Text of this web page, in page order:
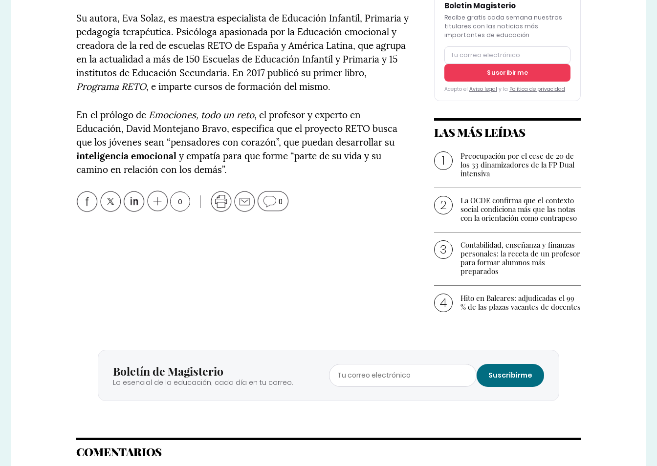
Su autora, Eva Solaz, es maestra especialista de Educación Infantil, Primaria y
pedagogía terapéutica. Psicóloga apasionada por la Educación emocional y
creadora de la red de escuelas RETO de España y América Latina, que agrupa
en la actualidad a más de 150 Escuelas de Educación Infantil y Primaria y 15
institutos de Educación Secundaria. En 2017 publicó su primer libro,
Programa RETO, e imparte cursos de formación del mismo.
En el prólogo de Emociones, todo un reto, el profesor y experto en
Educación, David Montejano Bravo, especifica que el proyecto RETO busca
que los jóvenes sean “pensadores con corazón”, que puedan desarrollar su
inteligencia emocionaly empatía para que forme “parte de su vida y su
camino en relación con los demás”.
0 0
Boletín Magisterio
Recibe gratis cada semana nuestros
titulares con las noticias más
importantes de educación
Suscribirme
Acepto el Aviso legal y la Política de privacidad
LAS MÁS LEÍDAS
Preocupación por el cese de 20 de
los 33 dinamizadores de la FP Dual
intensiva
La OCDE confirma que el contexto
social condiciona más que las notas
con la orientación como contrapeso
Contabilidad, enseñanza y finanzas
personales: la receta de un profesor
para formar alumnos más
preparados
Hito en Baleares: adjudicadas el 99
% de las plazas vacantes de docentes
Boletín de Magisterio
Lo esencial de la educación, cada día en tu correo.
Suscribirme
COMENTARIOS